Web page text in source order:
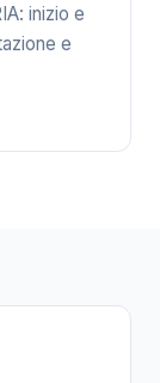
inizio e
e